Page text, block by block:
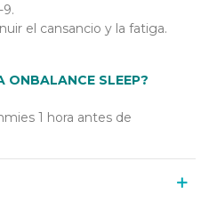
el cansancio y la fatiga.
ONBALANCE SLEEP?
1 hora antes de